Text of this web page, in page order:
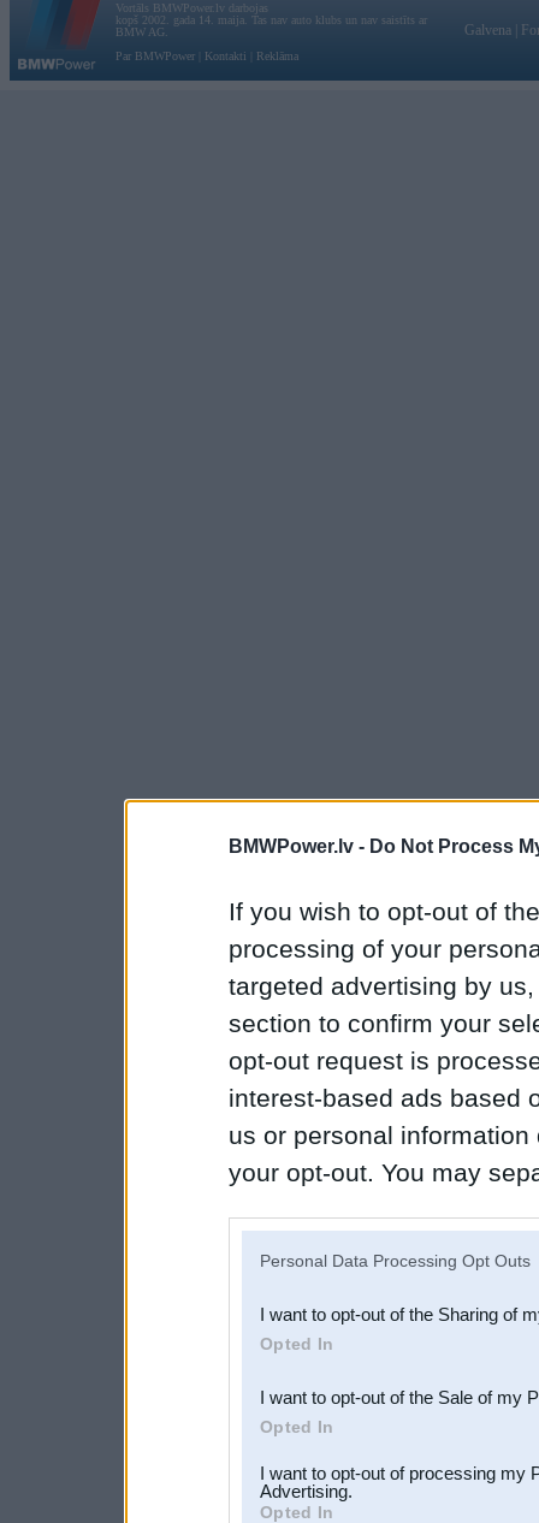
BMWPower.lv - Do Not Process
If you wish to opt-out of
processing of your
targeted advertising by
section to confirm your
opt-out request is
interest-based ads based
us or personal
your opt-out. You may
Downstream Participants
third parties.
Personal Data Processing Opt Outs
I want to opt-out of the Sharing of
Opted In
I want to opt-out of the Sale of my
Opted In
I want to opt-out of processing my
Advertising.
Opted In
Vortāls BMWPower.lv darbojas
kopš 2002. gada 14. maija. Tas nav auto klubs un nav saistīts ar
BMW AG.
Par BMWPower
Kontakti Reklāma
Galvena